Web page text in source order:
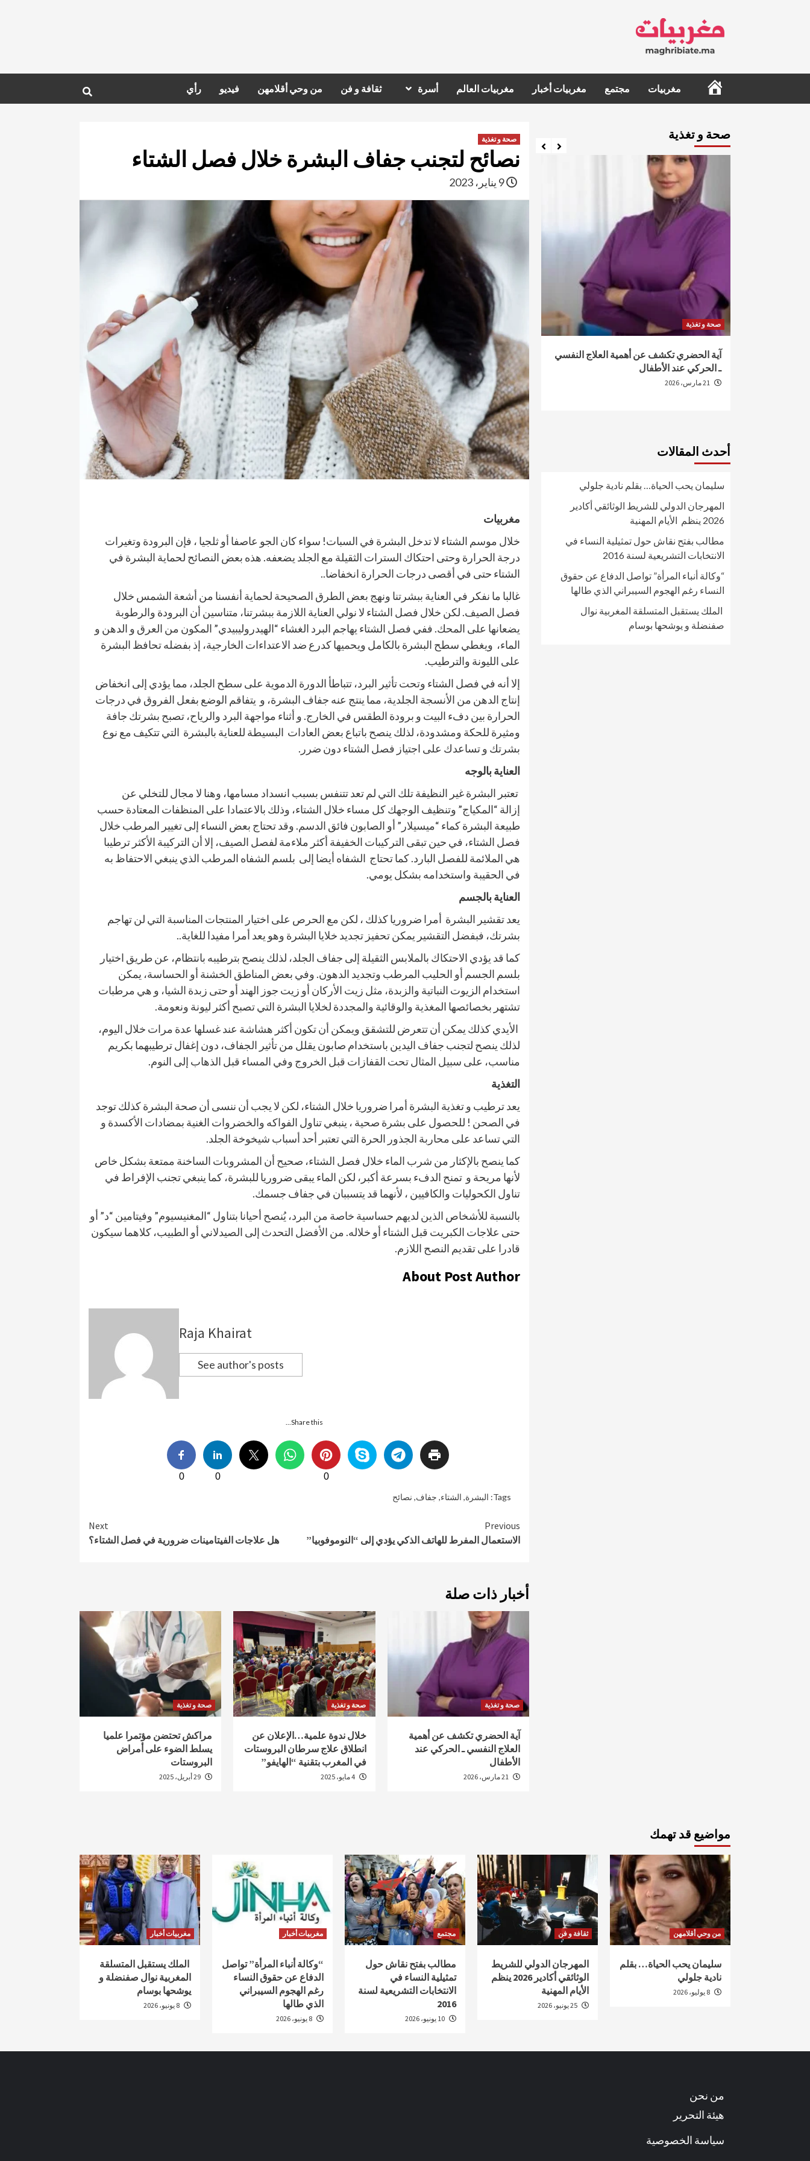
الرئيسيةمغربيات مجتمع مغربيات أخبار مغربيات العالم أسرة ثقافة و فن من وحي أقلامهن فيديو رأي
صحة و تغذية
نصائح لتجنب جفاف البشرة خلال فصل الشتاء
مغربيات
خلال موسم الشتاء لا تدخل البشرة في السبات! سواء كان الجو عاصفا أو ثلجيا ، فإن البرودة وتغيرات
درجة الحرارة وحتى احتكاك السترات الثقيلة مع الجلد يضعفه. هذه بعض النصائح لحماية البشرة في
الشتاء حتى في أقصى درجات الحرارة انخفاضا..
غالبا ما نفكر في العناية ببشرتنا ونهج بعض الطرق الصحيحة لحماية أنفسنا من أشعة الشمس خلال
فصل الصيف. لكن خلال فصل الشتاء لا نولي العناية اللازمة ببشرتنا، متناسين أن البرودة والرطوبة
يضعانها على المحك. ففي فصل الشتاء يهاجم البرد الغشاء “الهيدروليبيدي” المكون من العرق و الدهن و
الماء، ويغطي سطح البشرة بالكامل ويحميها كدرع ضد الاعتداءات الخارجية، إذ بفضله تحافظ البشرة
على الليونة والترطيب.
إلا أنه في فصل الشتاء وتحت تأثير البرد، تتباطأ الدورة الدموية على سطح الجلد، مما يؤدي إلى انخفاض
إنتاج الدهن من الأنسجة الجلدية، مما ينتج عنه جفاف البشرة، و يتفاقم الوضع بفعل الفروق في درجات
الحرارة بين دفء البيت و برودة الطقس في الخارج. و أثناء مواجهة البرد والرياح، تصبح بشرتك جافة
ومثيرة للحكة ومشدودة، لذلك ينصح باتباع بعض العادات البسيطة للعناية بالبشرة التي تتكيف مع نوع
بشرتك و تساعدك على اجتياز فصل الشتاء دون ضرر.
العناية بالوجه
تعتبر البشرة غير النظيفة تلك التي لم تعد تتنفس بسبب انسداد مسامها، وهنا لا مجال للتخلي عن
إزالة “المكياج” وتنظيف الوجهك كل مساء خلال الشتاء، وذلك بالاعتمادا على المنظفات المعتادة حسب
طبيعة البشرة كماء “ميسيلار” أو الصابون فائق الدسم. وقد تحتاج بعض النساء إلى تغيير المرطب خلال
فصل الشتاء، في حين تبقى التركيبات الخفيفة أكثر ملاءمة لفصل الصيف، إلا أن التركيبة الأكثر ترطيبا
هي الملائمة للفصل البارد. كما تحتاج الشفاه أيضا إلى بلسم الشفاه المرطب الذي ينبغي الاحتفاظ به
في الحقيبة واستخدامه بشكل يومي.
العناية بالجسم
يعد تقشير البشرة أمرا ضروريا كذلك ، لكن مع الحرص على اختيار المنتجات المناسبة التي لن تهاجم
بشرتك، فبفضل التقشير يمكن تحفيز تجديد خلايا البشرة وهو يعد أمرا مفيدا للغاية..
كما قد يؤدي الاحتكاك بالملابس الثقيلة إلى جفاف الجلد، لذلك ينصح بترطيبه بانتظام، عن طريق اختيار
بلسم الجسم أو الحليب المرطب وتجديد الدهون. وفي بعض المناطق الخشنة أو الحساسة، يمكن
استخدام الزيوت النباتية والزبدة، مثل زيت الأركان أو زيت جوز الهند أو حتى زبدة الشيا، و هي مرطبات
تشتهر بخصائصها المغذية والوقائية والمجددة لخلايا البشرة التي تصبح أكثر ليونة ونعومة.
الأيدي كذلك يمكن أن تتعرض للتشقق ويمكن أن تكون أكثر هشاشة عند غسلها عدة مرات خلال اليوم،
لذلك ينصح لتجنب جفاف اليدين باستخدام صابون يقلل من تأثير الجفاف، دون إغفال ترطيبهما بكريم
مناسب، على سبيل المثال تحت القفازات قبل الخروج وفي المساء قبل الذهاب إلى النوم.
التغذية
يعد ترطيب و تغذية البشرة أمرا ضروريا خلال الشتاء، لكن لا يجب أن ننسى أن صحة البشرة كذلك توجد
في الصحن ! للحصول على بشرة صحية ، ينبغي تناول الفواكه والخضروات الغنية بمضادات الأكسدة و
التي تساعد على محاربة الجذور الحرة التي تعتبر أحد أسباب شيخوخة الجلد.
كما ينصح بالإكثار من شرب الماء خلال فصل الشتاء، صحيح أن المشروبات الساخنة ممتعة بشكل خاص
لأنها مريحة و تمنح الدفء بسرعة أكبر، لكن الماء يبقى ضروريا للبشرة، كما ينبغي تجنب الإفراط في
تناول الكحوليات والكافيين ، لأنهما قد يتسببان في جفاف جسمك.
بالنسبة للأشخاص الذين لديهم حساسية خاصة من البرد، يُنصح أحيانا بتناول “المغنيسيوم” وفيتامين “د” أو
حتى علاجات الكبريت قبل الشتاء أو خلاله. من الأفضل التحدث إلى الصيدلاني أو الطبيب، كلاهما سيكون
قادرا على تقديم النصح اللازم.
About Post Author
Raja Khairat
See author's posts
Share this...
0
0
0
Tags: البشرة, الشتاء, جفاف, نصائح
Continue
Reading
Previous
الاستعمال المفرط للهاتف الذكي يؤدي إلى “النوموفوبيا”
Next
هل علاجات الفيتامينات ضرورية في فصل الشتاء؟
أخبار ذات صلة
صحة و تغذية
آية الحضري تكشف عن أهمية
العلاج النفسي ـ الحركي عند
الأطفال
صحة و تغذية
خلال ندوة علمية…الإعلان عن
انطلاق علاج سرطان البروستات
في المغرب بتقنية “الهايفو”
4 مايو، 2025
صحة و تغذية
مراكش تحتضن مؤتمرا علميا
يسلط الضوء على أمراض
البروستات
صحة و تغذية
صحة و تغذية
آية الحضري تكشف عن أهمية العلاج النفسي
ـ الحركي عند الأطفال
صحة و تغذية
خلال ندوة علمية…الإعلان عن انطلاق علاج
سرطان البروستات في المغرب بتقنية
“الهايفو”
4 مايو، 2025
صحة و تغذية
مراكش تحتضن مؤتمرا علميا يسلط الضوء
على أمراض البروستات
29 أبريل، 2025
صحة و تغذية
“نعم يمكننا وضع حد للسل”
الداء بالمغرب
7 أبريل، 2025
أحدث المقالات
سليمان يحب الحياة… بقلم نادية جلولي
المهرجان الدولي للشريط الوثائقي أكادير
2026 ينظم الأيام المهنية
مطالب بفتح نقاش حول تمثيلية النساء في
الانتخابات التشريعية لسنة 2016
“وكالة أنباء المرأة” تواصل الدفاع عن حقوق
النساء رغم الهجوم السيبراني الذي طالها
الملك يستقبل المتسلقة المغربية نوال
صفنضلة و يوشحها بوسام
مواضيع قد تهمك
من وحي أقلامهن
سليمان يحب الحياة… بقلم
نادية جلولي
ثقافة و فن
المهرجان الدولي للشريط
الوثائقي أكادير 2026 ينظم
الأيام المهنية
مجتمع
مطالب بفتح نقاش حول
تمثيلية النساء في
الانتخابات التشريعية لسنة
2016
مغربيات أخبار
“وكالة أنباء المرأة” تواصل
الدفاع عن حقوق النساء
رغم الهجوم السيبراني
الذي طالها
مغربيات أخبار
الملك يستقبل المتسلقة
المغربية نوال صفنضلة و
يوشحها بوسام
من نحن
هيئة التحرير
سياسة الخصوصية